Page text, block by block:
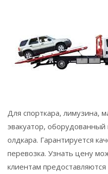
Для спорткара, лимузина,
эвакуатор,
олдкара. Гарантируется
перевозка. Узнать цену
клиентам